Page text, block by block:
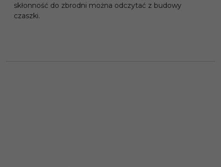
skłonność do zbrodni można odczytać z budowy
czaszki.